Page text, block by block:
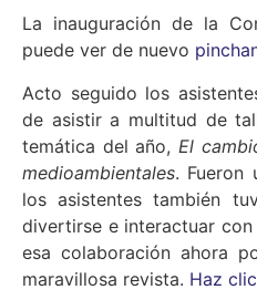
La inauguración de la
puede ver de nuevo
Acto seguido los
de asistir a multitud de
temática del año, El
medioambientales. Fueron
los asistentes también
divertirse e interactuar
esa colaboración ahora
maravillosa revista. Haz